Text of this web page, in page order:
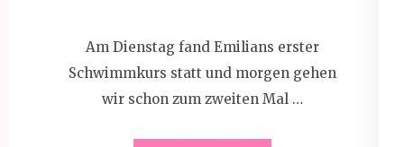
Am Dienstag fand Emilians erster
Schwimmkurs statt und morgen gehen
wir schon zum zweiten Mal …